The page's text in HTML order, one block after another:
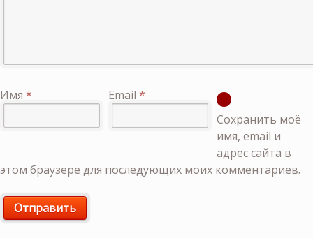
Имя * Email *
Сохранить моё
имя, email и
адрес сайта в
этом браузере для последующих моих комментариев.